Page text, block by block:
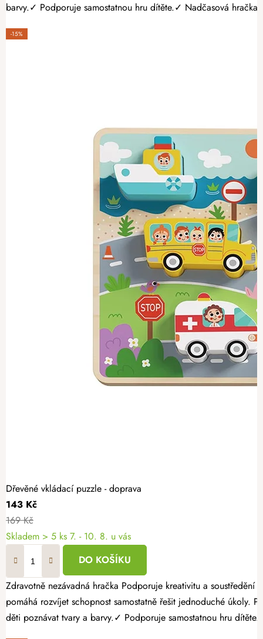
barvy.✓ Podporuje samostatnou hru dítěte.✓ Nadčasová hračka
-15%
Dřevěné vkládací puzzle - doprava
143 Kč
169 Kč
Skladem > 5 ks 7. - 10. 8. u vás
DO KOŠÍKU
Zdravotně nezávadná hračka Podporuje kreativitu a soustředění Bez ostrých hran a třísek Spojte zábavu s učením pomocí krásného dřevěného vkládacího puzzle. Barevná dřevěná vkládačka pro nejmenší děti
pomáhá rozvíjet schopnost samostatně řešit jednoduché úkoly. Proč vybrat dětem vkládací dřevěné puzzle? ✓ Rozvíjí jemnou motoriku a koordinaci pohybů.✓ Podporuje logické myšlení a soustředění.✓ Učí
děti poznávat tvary a barvy.✓ Podporuje samostatnou hru